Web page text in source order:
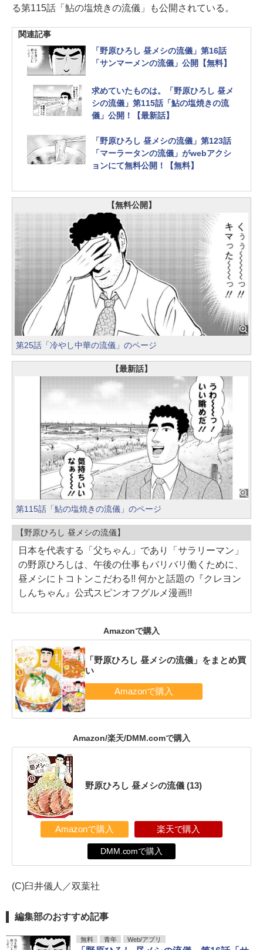
る第115話「鮎の塩焼きの流儀」も公開されている。
関連記事
「野原ひろし 昼メシの流儀」第16話
「サンマーメンの流儀」公開【無料】
求めていたものは。「野原ひろし 昼メ
シの流儀」第115話「鮎の塩焼きの流
儀」公開！【最新話】
「野原ひろし 昼メシの流儀」第123話
「マーラータンの流儀」がwebアクシ
ョンにて無料公開！【無料】
【無料公開】
第25話「冷やし中華の流儀」のページ
【最新話】
第115話「鮎の塩焼きの流儀」のページ
【野原ひろし 昼メシの流儀】
日本を代表する「父ちゃん」であり「サラリーマン」
の野原ひろしは、午後の仕事もバリバリ働くために、
昼メシにトコトンこだわる!! 何かと話題の『クレヨン
しんちゃん』公式スピンオフグルメ漫画!!
Amazonで購入
「野原ひろし 昼メシの流儀」をまとめ買
い
Amazon/楽天/DMM.comで購入
野原ひろし 昼メシの流儀 (13)
Amazonで購入 楽天で購入
DMM.comで購入
(C)臼井儀人／双葉社
編集部のおすすめ記事
無料 青年 Web/アプリ